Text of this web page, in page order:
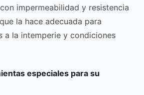
impermeabilidad y resistencia
la hace adecuada para
a la intemperie y condiciones
especiales para su